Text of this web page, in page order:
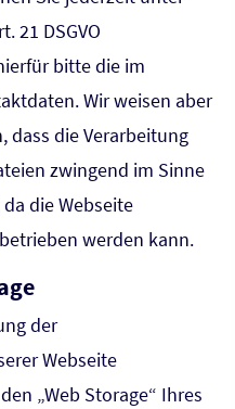
21 DSGVO
bitte die im
Wir weisen aber
dass die Verarbeitung
zwingend im Sinne
da die Webseite
werden kann.
der
Webseite
„Web Storage“ Ihres